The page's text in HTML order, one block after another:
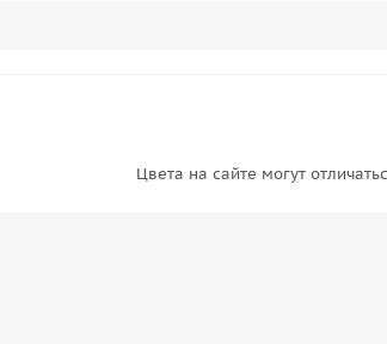
Цвета на сайте могут